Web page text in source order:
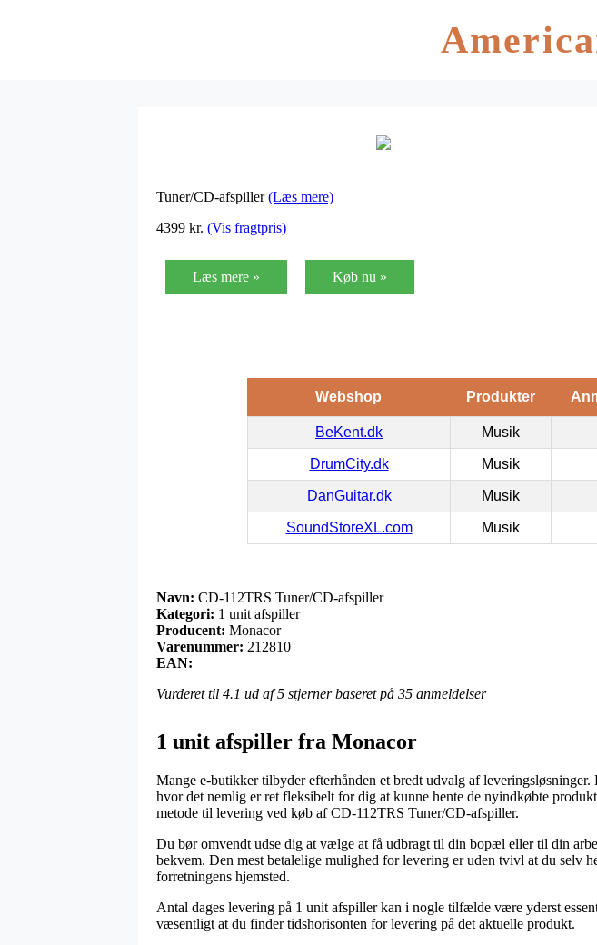
Tuner/CD-afspiller(Læs mere)
4399 kr. (Vis fragtpris)
Læs mere » Køb nu »
Webshop Produkter
BeKent.dk Musik
DrumCity.dk Musik
DanGuitar.dk Musik
SoundStoreXL.com Musik
Navn: CD-112TRS Tuner/CD-afspiller
Kategori: 1 unit afspiller
Producent: Monacor
Varenummer: 212810
EAN:
Vurderet til 4.1 ud af 5 stjerner baseret på 35 anmeldelser
1 unit afspiller fra Monacor
Mange e-butikker tilbyder efterhånden et bredt udvalg af
hvor det nemlig er ret fleksibelt for dig at kunne hente de nyindkøbte
metode til levering ved køb af CD-112TRS Tuner/CD-afspiller.
Du bør omvendt udse dig at vælge at få udbragt til din bopæl eller til din
bekvem. Den mest betalelige mulighed for levering er uden tvivl at du selv
forretningens hjemsted.
Antal dages levering på 1 unit afspiller kan i nogle tilfælde være yderst
væsentligt at du finder tidshorisonten for levering på det aktuelle produkt.